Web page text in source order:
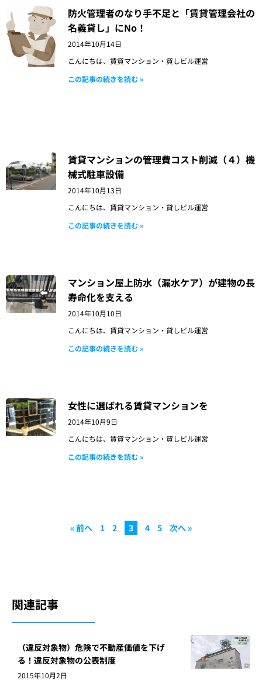
防火管理者のなり手不足と「賃貸管理会社の
名義貸し」にNo！
2014年10月14日
こんにちは、賃貸マンション・貸しビル運営
この記事の続きを読む »
賃貸マンションの管理費コスト削減（４）機
械式駐車設備
2014年10月13日
こんにちは、賃貸マンション・貸しビル運営
この記事の続きを読む »
マンション屋上防水（漏水ケア）が建物の長
寿命化を支える
2014年10月10日
こんにちは、賃貸マンション・貸しビル運営
この記事の続きを読む »
女性に選ばれる賃貸マンションを
2014年10月9日
こんにちは、賃貸マンション・貸しビル運営
この記事の続きを読む »
« 前へ 1 2 3 4 5 次へ »
関連記事
（違反対象物）危険で不動産価値を下げ
る！違反対象物の公表制度
2015年10月2日